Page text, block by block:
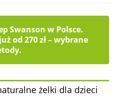
Swanson w Polsce.
od 270 zł – wybrane
żelki dla dzieci